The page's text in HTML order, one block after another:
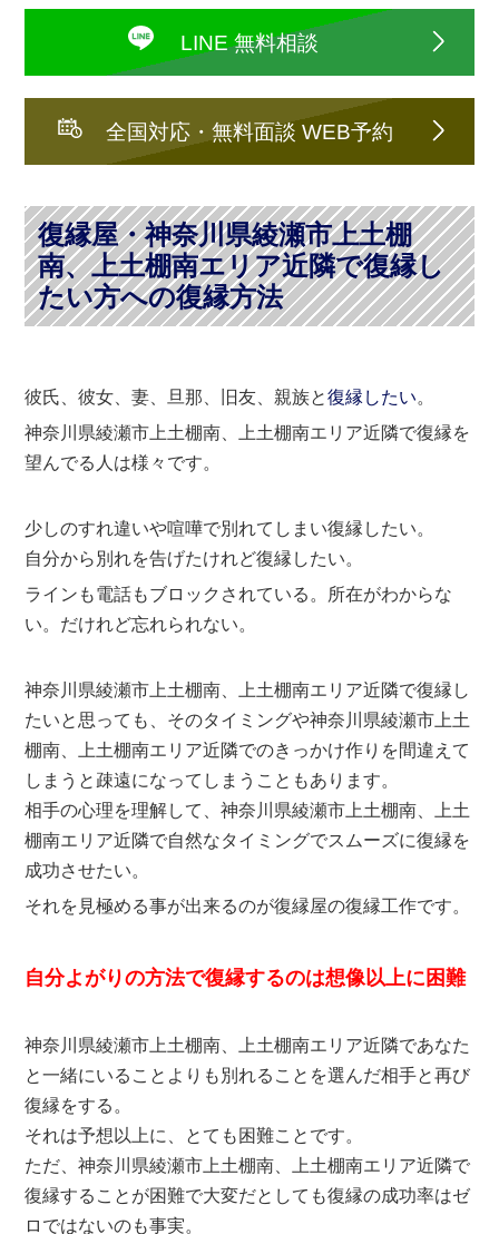
LINE 無料相談
全国対応・無料面談 WEB予約
復縁屋・神奈川県綾瀬市上土棚
南、上土棚南エリア近隣で復縁し
たい方への復縁方法
彼氏、彼女、妻、旦那、旧友、親族と復縁したい。
神奈川県綾瀬市上土棚南、上土棚南エリア近隣で復縁を
望んでる人は様々です。
少しのすれ違いや喧嘩で別れてしまい復縁したい。
自分から別れを告げたけれど復縁したい。
ラインも電話もブロックされている。所在がわからな
い。だけれど忘れられない。
神奈川県綾瀬市上土棚南、上土棚南エリア近隣で復縁し
たいと思っても、そのタイミングや神奈川県綾瀬市上土
棚南、上土棚南エリア近隣でのきっかけ作りを間違えて
しまうと疎遠になってしまうこともあります。
相手の心理を理解して、神奈川県綾瀬市上土棚南、上土
棚南エリア近隣で自然なタイミングでスムーズに復縁を
成功させたい。
それを見極める事が出来るのが復縁屋の復縁工作です。
自分よがりの方法で復縁するのは想像以上に困難
神奈川県綾瀬市上土棚南、上土棚南エリア近隣であなた
と一緒にいることよりも別れることを選んだ相手と再び
復縁をする。
それは予想以上に、とても困難ことです。
ただ、神奈川県綾瀬市上土棚南、上土棚南エリア近隣で
復縁することが困難で大変だとしても復縁の成功率はゼ
ロではないのも事実。